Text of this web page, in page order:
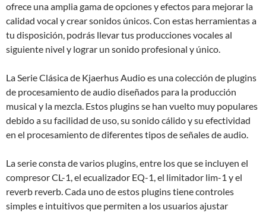
ofrece una amplia gama de opciones y efectos para mejorar la
calidad vocal y crear sonidos únicos. Con estas herramientas a
tu disposición, podrás llevar tus producciones vocales al
siguiente nivel y lograr un sonido profesional y único.
La Serie Clásica de Kjaerhus Audio es una colección de plugins
de procesamiento de audio diseñados para la producción
musical y la mezcla. Estos plugins se han vuelto muy populares
debido a su facilidad de uso, su sonido cálido y su efectividad
en el procesamiento de diferentes tipos de señales de audio.
La serie consta de varios plugins, entre los que se incluyen el
compresor CL-1, el ecualizador EQ-1, el limitador lim-1 y el
reverb reverb. Cada uno de estos plugins tiene controles
simples e intuitivos que permiten a los usuarios ajustar